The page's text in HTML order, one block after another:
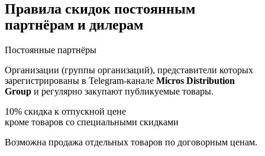
Правила скидок постоянным
партнёрам и дилерам
Постоянные партнёры
Организации (группы организаций), представители которых
зарегистрированы в Telegram-канале Micros Distribution
Group и регулярно закупают публикуемые товары.
10% скидка к отпускной цене
кроме товаров со специальными скидками
Возможна продажа отдельных товаров по договорным ценам.